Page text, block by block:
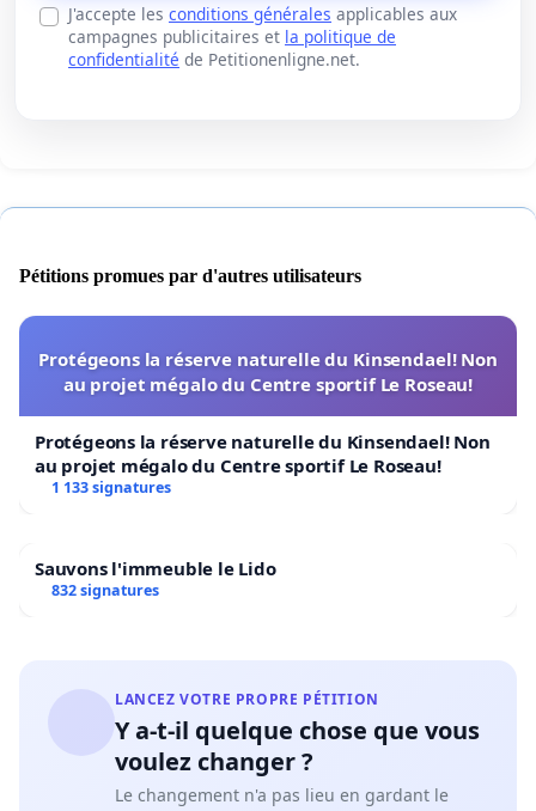
J'accepte les conditions générales applicables aux
campagnes publicitaires et la politique de
confidentialité de Petitionenligne.net.
Pétitions promues par d'autres utilisateurs
Protégeons la réserve naturelle du Kinsendael! Non
au projet mégalo du Centre sportif Le Roseau!
Protégeons la réserve naturelle du Kinsendael! Non
au projet mégalo du Centre sportif Le Roseau!
1 133 signatures
Sauvons l'immeuble le Lido
832 signatures
LANCEZ VOTRE PROPRE PÉTITION
Y a-t-il quelque chose que vous
voulez changer ?
Le changement n'a pas lieu en gardant le